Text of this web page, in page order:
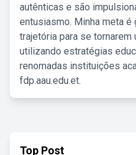
autênticas e são
entusiasmo. Minha meta
trajetória para se tornarem
utilizando estratégias
renomadas instituições
fdp.aau.edu.et.
Top Post